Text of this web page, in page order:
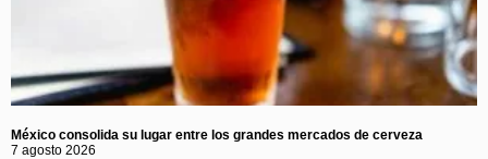
México consolida su lugar entre los grandes mercados de cerveza
7 agosto 2026